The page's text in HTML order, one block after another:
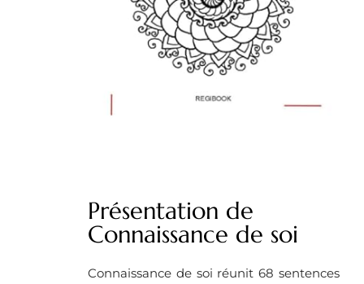
Présentation de
Connaissance de soi
Connaissance de soi réunit 68 sentences